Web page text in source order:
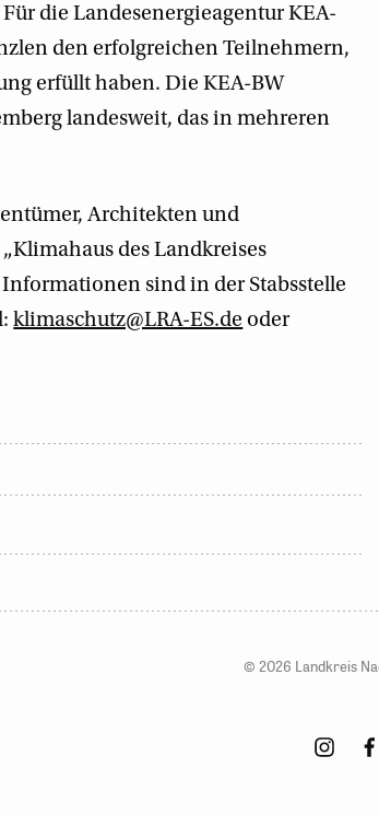
die Landesenergieagentur KEA-
den erfolgreichen Teilnehmern,
erfüllt haben. Die KEA-BW
landesweit, das in mehreren
Architekten und
des Landkreises
sind in der Stabsstelle
klimaschutz@LRA-ES.de oder
© 2026 Landkreis